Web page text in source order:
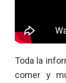
Toda la
comer y